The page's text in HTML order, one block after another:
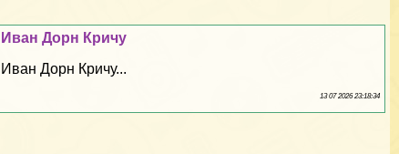
Иван Дорн Кричу
Иван Дорн Кричу...
13 07 2026 23:18:34